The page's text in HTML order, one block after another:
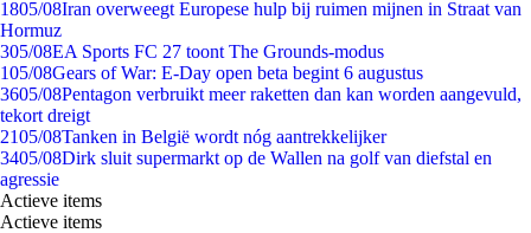
1805/08Iran overweegt Europese hulp bij ruimen mijnen in Straat van
Hormuz
305/08EA Sports FC 27 toont The Grounds-modus
105/08Gears of War: E-Day open beta begint 6 augustus
3605/08Pentagon verbruikt meer raketten dan kan worden aangevuld,
tekort dreigt
2105/08Tanken in België wordt nóg aantrekkelijker
3405/08Dirk sluit supermarkt op de Wallen na golf van diefstal en
agressie
Actieve items
Actieve items